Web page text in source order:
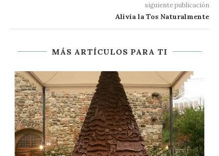
siguiente publicación
Alivia la Tos Naturalmente
MÁS ARTÍCULOS PARA TI